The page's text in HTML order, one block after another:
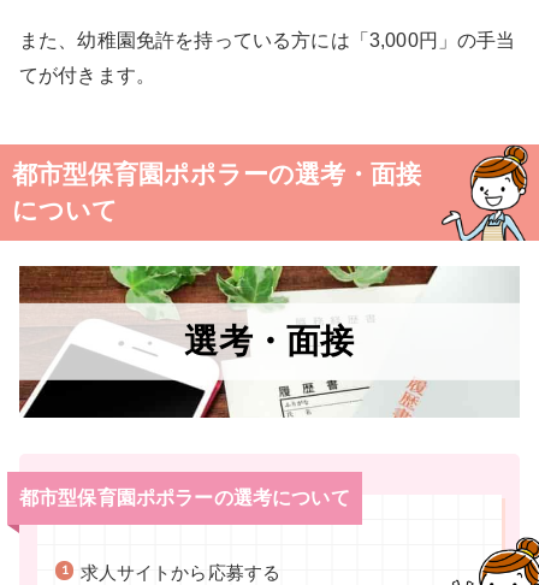
また、幼稚園免許を持っている方には「3,000円」の手当
てが付きます。
都市型保育園ポポラーの選考・面接
について
選考・面接
都市型保育園ポポラーの選考について
求人サイトから応募する